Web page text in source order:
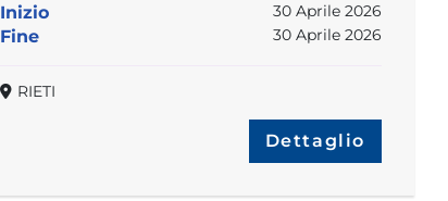
Inizio 30 Aprile 2026
Fine 30 Aprile 2026
RIETI
Dettaglio